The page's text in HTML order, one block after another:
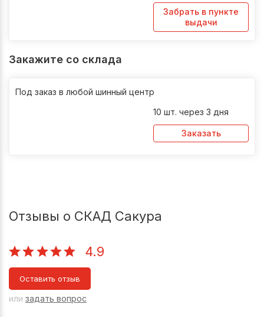
Забрать в пункте
выдачи
Закажите со склада
Под заказ в любой шинный центр
10 шт. через 3 дня
Заказать
Отзывы о СКАД Сакура
4.9
Оставить отзыв
или задать вопрос